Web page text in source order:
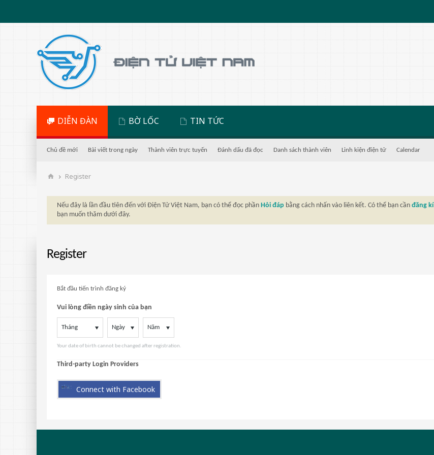
DIỄN ĐÀN BỜ LỐC TIN TỨC
Chủ đề mới Bài viết trong ngày Thành viên trực tuyến Đánh dấu đã đọc Danh sách thành viên Linh kiện điện tử Calendar
Register
Nếu đây là lần đầu tiên đến với Điện Tử Việt Nam, bạn có thể đọc phần Hỏi đáp bằng cách nhấn vào liên kết. Có thể bạn cần đăng kí
bạn muốn thăm dưới đây.
Register
Bắt đầu tiến trình đăng ký
Vui lòng điền ngày sinh của bạn
Tháng Ngày Năm
Your date of birth cannot be changed after registration.
Third-party Login Providers
Connect with Facebook